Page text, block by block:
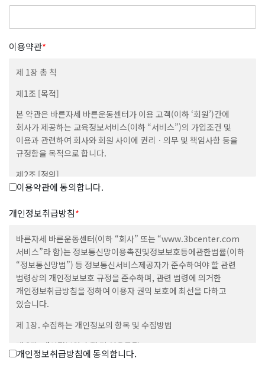
이용약관*
제 1장 총 칙
제1조 [목적]
본 약관은 바른자세 바른운동센터가 이용 고객(이하 ‘회원’)간에
회사가 제공하는 교육정보서비스(이하 “서비스”)의 가입조건 및
이용과 관련하여 회사와 회원 사이에 권리ㆍ의무 및 책임사항 등을
규정함을 목적으로 합니다.
제2조 [정의]
① 본 약관에서 사용하는 용어의 정의는 다음과 같습니다.
1.”이용자”라 함은 “회사”의 웹사이트에 접속하여 본 약관에 따라
“회사”가 제공하는 “콘텐츠” 및 제반서비스를 이용하는 “회원” 및
“비회원”을 말합니다.
2.”회원”이라 함은 회사의 웹사이트에 접속하여 본 약관에 동의
함으로써 회사와 이용계약을 체결하고 아이디(ID)를 부여받은 자로서
회사가 제공하는 정보와 서비스를 지속적으로 이용할 수 있는 자를
말합니다.
3.”콘텐츠”라 함은 회사 웹사이트에서 제공하는 온라인 강좌 및 기타
관련정보를 의미함으로서, 정보통신망이용촉진 및 정보보호 등에
관한 법률 제2조 제1항 제1호의 규정에 의한 정보통신망에서
자료 또는 정보를 말합니다.
이용약관에 동의합니다.
개인정보취급방침*
바른자세 바른운동센터(이하 “회사” 또는 “www.3bcenter.com
서비스”라 함)는 정보통신망이용촉진및정보보호등에관한법률(이하
“정보통신망법”) 등 정보통신서비스제공자가 준수하여야 할 관련
법령상의 개인정보보호 규정을 준수하며, 관련 법령에 의거한
개인정보취급방침을 정하여 이용자 권익 보호에 최선을 다하고
있습니다.
제 1장. 수집하는 개인정보의 항목 및 수집방법
제 2장. 개인정보의 수집 및 이용목적
개인정보취급방침에 동의합니다.